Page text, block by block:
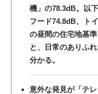
機」の78.3dB。以
フード74.8dB、ト
の昼間の住宅地基
と、日常のありふ
分かる。
意外な発見が「テ